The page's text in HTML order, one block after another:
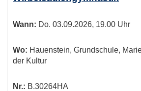
Wann: Do. 03.09.2026, 19.00 Uhr
Wo: Hauenstein, Grundschule,
der Kultur
Nr.: B.30264HA